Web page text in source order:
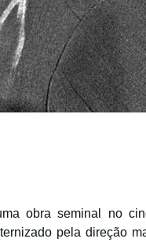
obra seminal no
pela direção